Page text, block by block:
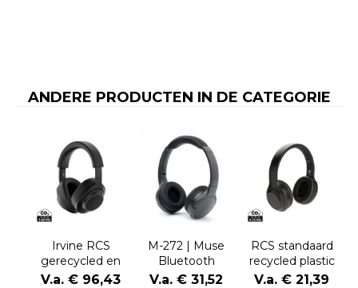
ANDERE PRODUCTEN IN DE CATEGORIE
Irvine RCS
gerecycled en
repareerbare
V.a. € 96,43
M-272 | Muse
Bluetooth
Headphones
V.a. € 31,52
RCS standaard
recycled plastic
hoofdtelefoon
V.a. € 21,39